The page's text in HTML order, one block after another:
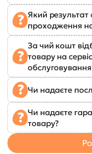
Який результат
проходження
За чий кошт
товару на
Чи надаєте
Чи надаєте
товару?